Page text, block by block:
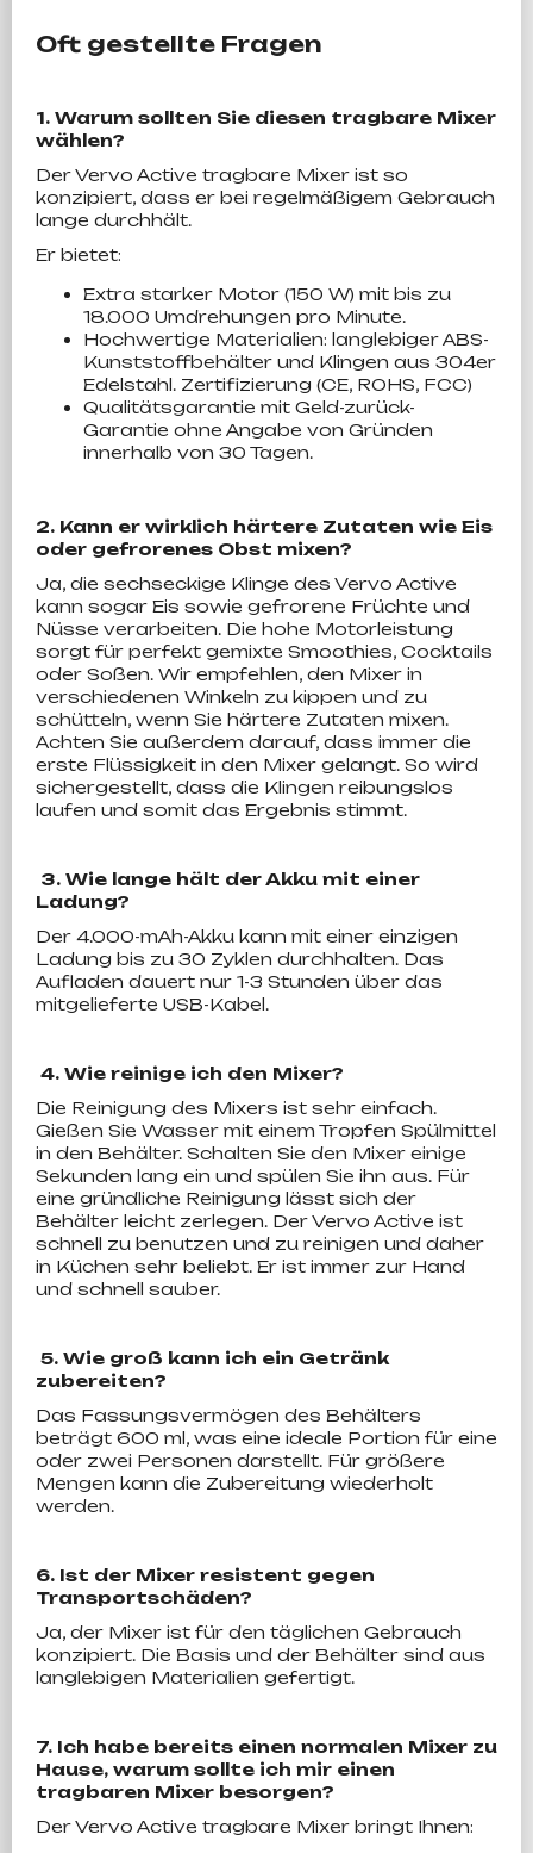
Oft gestellte Fragen
1. Warum sollten Sie diesen tragbare Mixer
wählen?
Der Vervo Active tragbare Mixer ist so
konzipiert, dass er bei regelmäßigem Gebrauch
lange durchhält.
Er bietet:
Extra starker Motor (150 W) mit bis zu
18.000 Umdrehungen pro Minute.
Hochwertige Materialien: langlebiger ABS-
Kunststoffbehälter und Klingen aus 304er
Edelstahl. Zertifizierung (CE, ROHS, FCC)
Qualitätsgarantie mit Geld-zurück-
Garantie ohne Angabe von Gründen
innerhalb von 30 Tagen.
2. Kann er wirklich härtere Zutaten wie Eis
oder gefrorenes Obst mixen?
Ja, die sechseckige Klinge des Vervo Active
kann sogar Eis sowie gefrorene Früchte und
Nüsse verarbeiten. Die hohe Motorleistung
sorgt für perfekt gemixte Smoothies, Cocktails
oder Soßen. Wir empfehlen, den Mixer in
verschiedenen Winkeln zu kippen und zu
schütteln, wenn Sie härtere Zutaten mixen.
Achten Sie außerdem darauf, dass immer die
erste Flüssigkeit in den Mixer gelangt. So wird
sichergestellt, dass die Klingen reibungslos
laufen und somit das Ergebnis stimmt.
3. Wie lange hält der Akku mit einer
Ladung?
Der 4.000-mAh-Akku kann mit einer einzigen
Ladung bis zu 30 Zyklen durchhalten. Das
Aufladen dauert nur 1-3 Stunden über das
mitgelieferte USB-Kabel.
4. Wie reinige ich den Mixer?
Die Reinigung des Mixers ist sehr einfach.
Gießen Sie Wasser mit einem Tropfen Spülmittel
in den Behälter. Schalten Sie den Mixer einige
Sekunden lang ein und spülen Sie ihn aus. Für
eine gründliche Reinigung lässt sich der
Behälter leicht zerlegen. Der Vervo Active ist
schnell zu benutzen und zu reinigen und daher
in Küchen sehr beliebt. Er ist immer zur Hand
und schnell sauber.
5. Wie groß kann ich ein Getränk
zubereiten?
Das Fassungsvermögen des Behälters
beträgt 600 ml, was eine ideale Portion für eine
oder zwei Personen darstellt. Für größere
Mengen kann die Zubereitung wiederholt
werden.
6. Ist der Mixer resistent gegen
Transportschäden?
Ja, der Mixer ist für den täglichen Gebrauch
konzipiert. Die Basis und der Behälter sind aus
langlebigen Materialien gefertigt.
7. Ich habe bereits einen normalen Mixer zu
Hause, warum sollte ich mir einen
tragbaren Mixer besorgen?
Der Vervo Active tragbare Mixer bringt Ihnen: